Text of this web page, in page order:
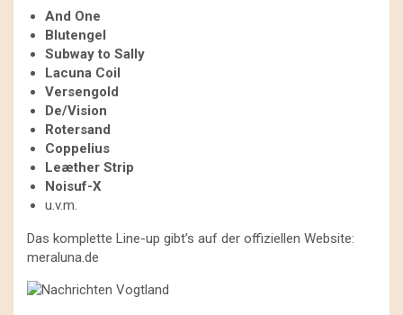
And One
Blutengel
Subway to Sally
Lacuna Coil
Versengold
De/Vision
Rotersand
Coppelius
Leæther Strip
Noisuf-X
u.v.m.
Das komplette Line-up gibt’s auf der offiziellen Website:
meraluna.de